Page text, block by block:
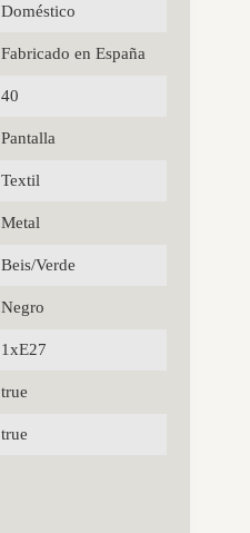
Doméstico
Fabricado en España
40
Pantalla
Textil
Metal
Beis/Verde
Negro
1xE27
true
true